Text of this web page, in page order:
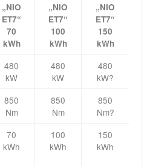
„NIO
ET7“
70
kWh
„NIO
ET7“
100
kWh
„NIO
ET7“
150
kWh
480
kW
480
kW
480
kW?
850
Nm
850
Nm
850
Nm?
70
kWh
100
kWh
150
kWh